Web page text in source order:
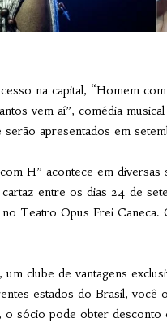
na capital, “Homem
vem aí”, comédia
serão apresentados em
H” acontece em
entre os dias 24 de
Teatro Opus Frei
clube de vantagens
estados do Brasil, você
o sócio pode obter